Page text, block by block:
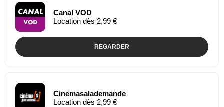
Canal VOD
Location dès 2,99 €
REGARDER
Cinemasalademande
Location dès 2,99 €